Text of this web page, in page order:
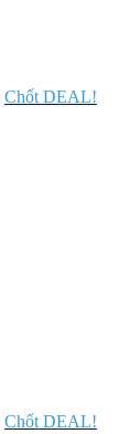
Chốt DEAL!
Chốt DEAL!